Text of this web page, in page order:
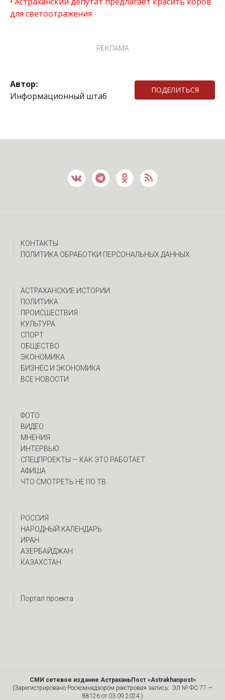
для светоотражения
РЕКЛАМА
Автор:
Информационный штаб
ПОДЕЛИТЬСЯ
КОНТАКТЫ
ПОЛИТИКА ОБРАБОТКИ ПЕРСОНАЛЬНЫХ ДАННЫХ
АСТРАХАНСКИЕ ИСТОРИИ
ПОЛИТИКА
ПРОИСШЕСТВИЯ
КУЛЬТУРА
СПОРТ
ОБЩЕСТВО
ЭКОНОМИКА
БИЗНЕС И ЭКОНОМИКА
ВСЕ НОВОСТИ
ФОТО
ВИДЕО
МНЕНИЯ
ИНТЕРВЬЮ
CПЕЦПРОЕКТЫ — КАК ЭТО РАБОТАЕТ
АФИША
ЧТО СМОТРЕТЬ НЕ ПО ТВ
РОССИЯ
НАРОДНЫЙ КАЛЕНДАРЬ
ИРАН
АЗЕРБАЙДЖАН
КАЗАХСТАН
Портал проекта
СМИ сетевое издание АстраханьПост «Astrakhanpost»
(Зарегистрировано Роскомнадзором реестровая запись: ЭЛ № ФС 77 —
88126 от 03.09.2024.)